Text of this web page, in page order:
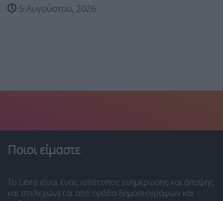
5 Αυγούστου, 2026
Ποιοι είμαστε
Το Libre είναι ένας ιστότοπος ενημέρωσης και άποψης
και στελεχώνεται από ομάδα δημοσιογράφων και